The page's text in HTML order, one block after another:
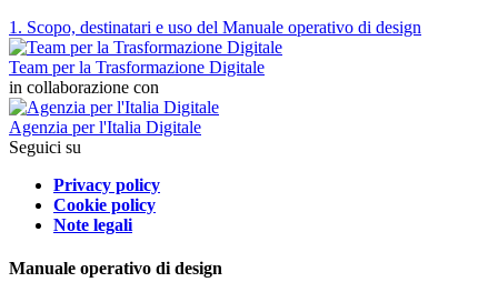
1. Scopo, destinatari e uso del Manuale operativo di design
Team per la Trasformazione Digitale
in collaborazione con
Agenzia per l'Italia Digitale
Seguici su
Privacy policy
Cookie policy
Note legali
Manuale operativo di design